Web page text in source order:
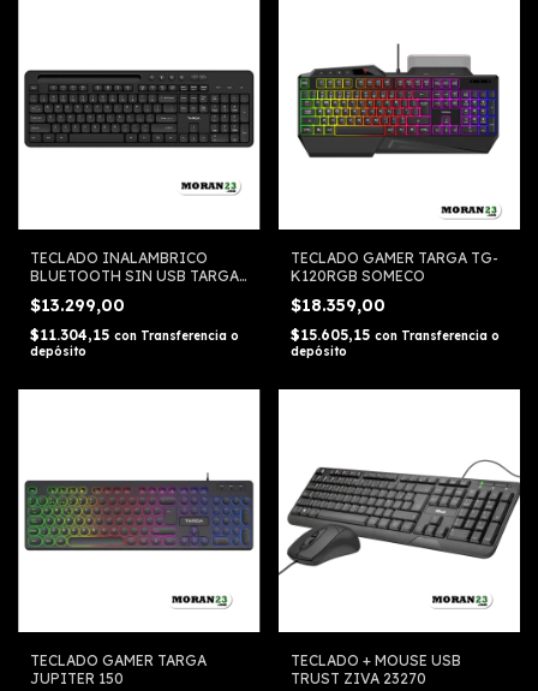
TECLADO INALAMBRICO
BLUETOOTH SIN USB TARGA
TG-K90BT SOMECO
$13.299,00
$11.304,15 con Transferencia o
depósito
TECLADO GAMER TARGA TG-
K120RGB SOMECO
$18.359,00
$15.605,15 con Transferencia o
depósito
TECLADO GAMER TARGA
JUPITER 150
TECLADO + MOUSE USB
TRUST ZIVA 23270